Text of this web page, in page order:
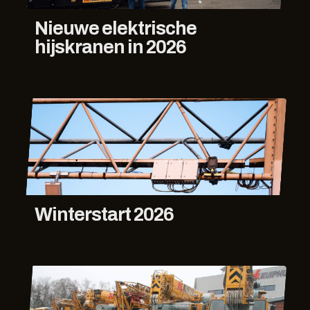
Nieuwe elektrische
hijskranen in 2026
Winterstart 2026